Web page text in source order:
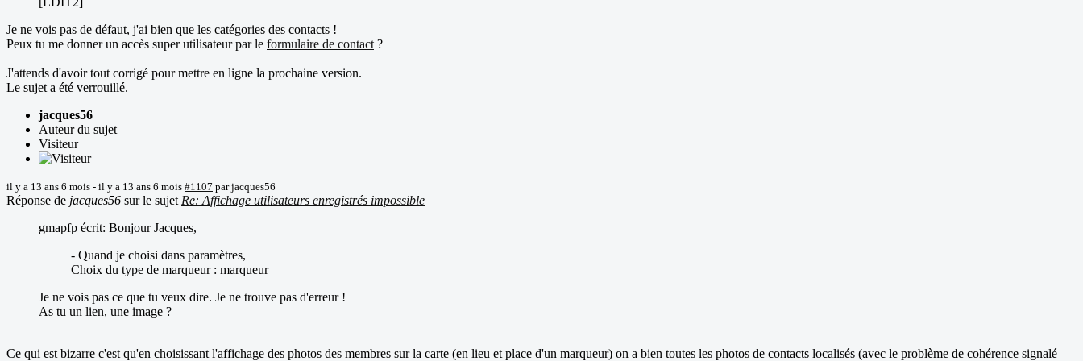
Je ne vois pas de défaut, j'ai bien que les catégories des contacts !
Peux tu me donner un accès super utilisateur par le formulaire de contact ?
J'attends d'avoir tout corrigé pour mettre en ligne la prochaine version.
Le sujet a été verrouillé.
jacques56
Auteur du sujet
Visiteur
il y a 13 ans 6 mois - il y a 13 ans 6 mois #1107 parjacques56
Réponse de jacques56 sur le sujet Re: Affichage utilisateurs enregistrés impossible
gmapfp écrit: Bonjour Jacques,
- Quand je choisi dans paramètres,
Choix du type de marqueur : marqueur
Je ne vois pas ce que tu veux dire. Je ne trouve pas d'erreur !
As tu un lien, une image ?
Ce qui est bizarre c'est qu'en choisissant l'affichage des photos des membres sur la carte (en lieu et place d'un marqueur) on a bien toutes les photos de contacts localisés (avec le problème de cohérence signalé